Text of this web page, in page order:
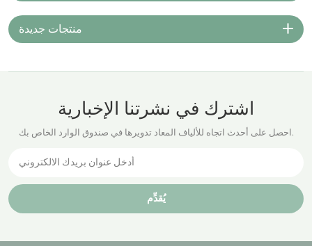
منتجات جديدة
اشترك في نشرتنا الإخبارية
احصل على أحدث اتجاه للألياف المعاد تدويرها في صندوق الوارد الخاص بك.
يُقدِّم